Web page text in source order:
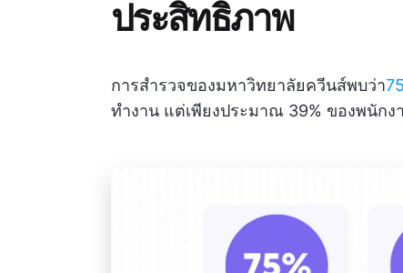
ประสิทธิภาพ
การสำรวจของมหาวิทยาลัยควีนส์พบว่า
ทำงาน แต่เพียงประมาณ 39% ของพนัก